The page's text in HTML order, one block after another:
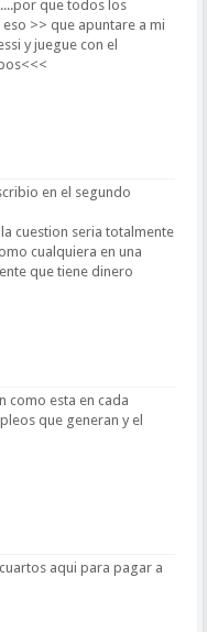
que todos los
>> que apuntare a mi
y juegue con el
en el segundo
cuestion seria totalmente
cualquiera en una
que tiene dinero
como esta en cada
que generan y el
aqui para pagar a